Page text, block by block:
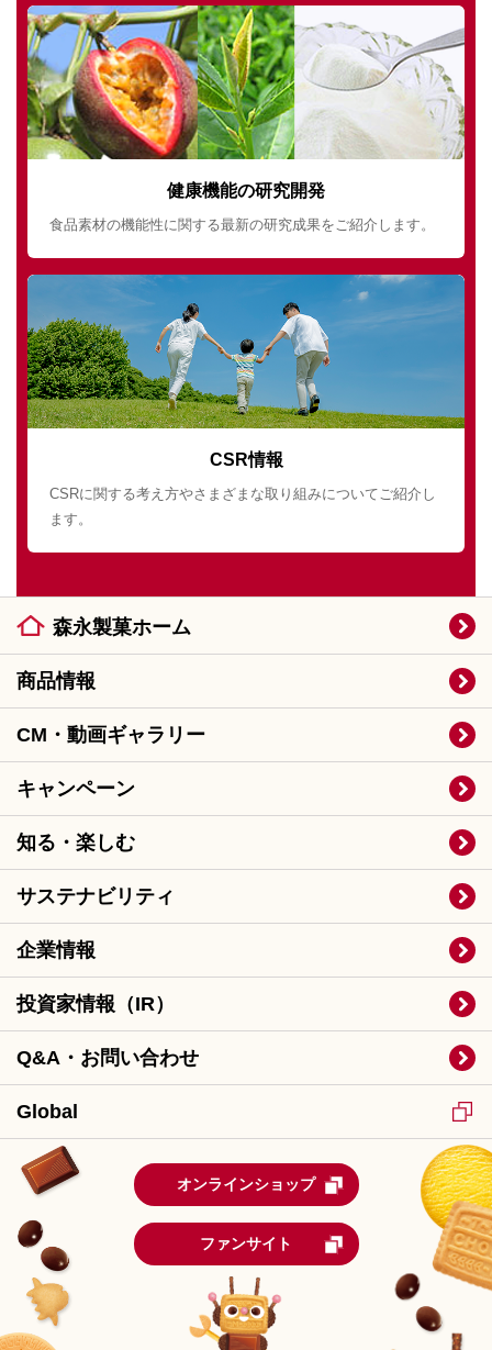
健康機能の研究開発
食品素材の機能性に関する最新の研究成果をご紹介します。
CSR情報
CSRに関する考え方やさまざまな取り組みについてご紹介し
ます。
森永製菓ホーム
商品情報
CM・動画ギャラリー
キャンペーン
知る・楽しむ
サステナビリティ
企業情報
投資家情報（IR）
Q&A・お問い合わせ
Global
オンラインショップ
ファンサイト